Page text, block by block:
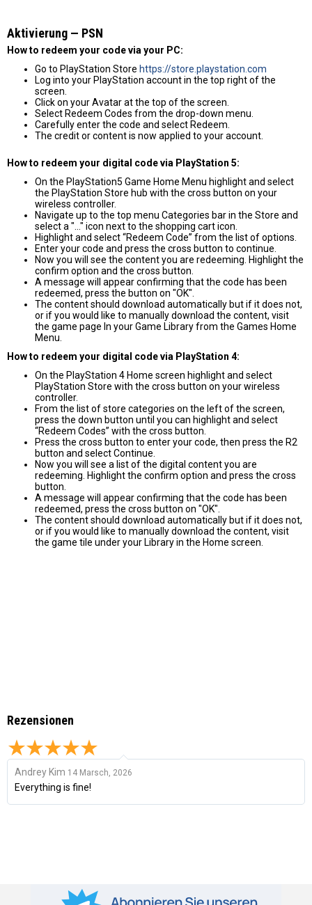
Aktivierung — PSN
How to redeem your code via your PC:
Go to PlayStation Store https://store.playstation.com
Log into your PlayStation account in the top right of the
screen.
Click on your Avatar at the top of the screen.
Select Redeem Codes from the drop-down menu.
Carefully enter the code and select Redeem.
The credit or content is now applied to your account.
How to redeem your digital code via PlayStation 5:
On the PlayStation5 Game Home Menu highlight and select
the PlayStation Store hub with the cross button on your
wireless controller.
Navigate up to the top menu Categories bar in the Store and
select a "..." icon next to the shopping cart icon.
Highlight and select “Redeem Code” from the list of options.
Enter your code and press the cross button to continue.
Now you will see the content you are redeeming. Highlight the
confirm option and the cross button.
A message will appear confirming that the code has been
redeemed, press the button on "OK".
The content should download automatically but if it does not,
or if you would like to manually download the content, visit
the game page In your Game Library from the Games Home
Menu.
How to redeem your digital code via PlayStation 4:
On the PlayStation 4 Home screen highlight and select
PlayStation Store with the cross button on your wireless
controller.
From the list of store categories on the left of the screen,
press the down button until you can highlight and select
“Redeem Codes” with the cross button.
Press the cross button to enter your code, then press the R2
button and select Continue.
Now you will see a list of the digital content you are
redeeming. Highlight the confirm option and press the cross
button.
A message will appear confirming that the code has been
redeemed, press the cross button on "OK".
The content should download automatically but if it does not,
or if you would like to manually download the content, visit
the game tile under your Library in the Home screen.
Rezensionen
Andrey Kim 14 Marsch, 2026
Everything is fine!